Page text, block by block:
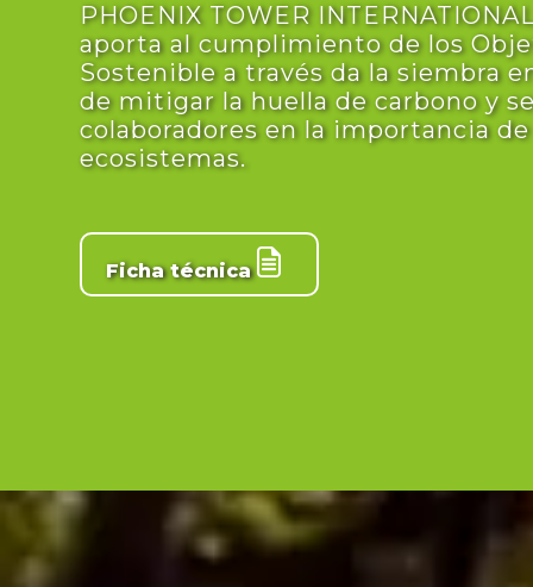
PHOENIX TOWER
aporta al cumplimiento de los
Sostenible a través da la siembra
de mitigar la huella de carbono y
colaboradores en la importancia
ecosistemas.
Ficha técnica